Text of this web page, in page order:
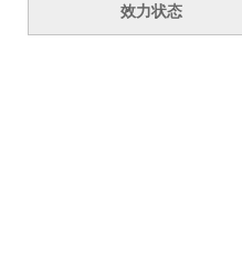
效力状态